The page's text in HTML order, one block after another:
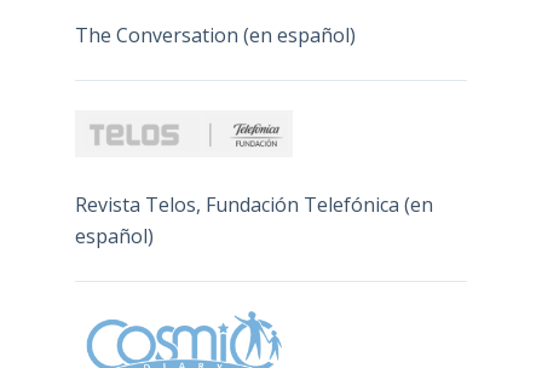
The Conversation (en español)
Revista Telos, Fundación Telefónica (en
español)